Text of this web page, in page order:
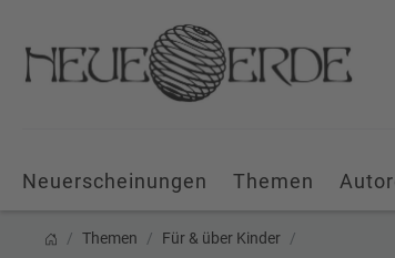
Neuerscheinungen Themen
Themen Für & über Kinder